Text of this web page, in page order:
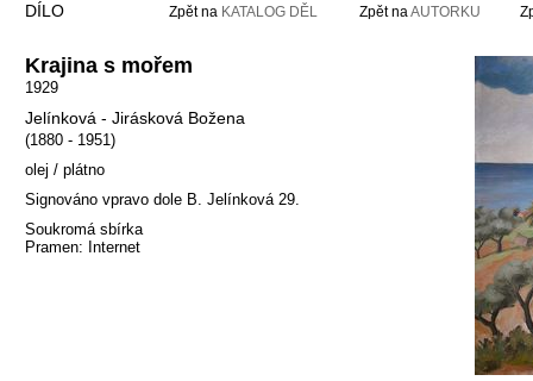
DÍLO Zpět na KATALOG DĚL Zpět naAUTORKU
Krajina s mořem
1929
Jelínková - Jirásková Božena
(1880 - 1951)
olej / plátno
Signováno vpravo dole B. Jelínková 29.
Soukromá sbírka
Pramen: Internet